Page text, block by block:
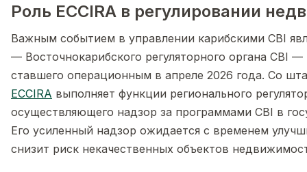
Роль ECCIRA в регулировании
Важным событием в управлении карибскими CBI
— Восточнокарибского регуляторного органа CBI —
ставшего операционным в апреле 2026 года. Со
ECCIRA выполняет функции регионального
осуществляющего надзор за программами CBI в
Его усиленный надзор ожидается с временем
снизит риск некачественных объектов